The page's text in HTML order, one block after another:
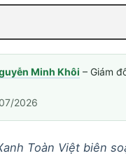
Minh Khôi – Giám
2026
Toàn Việt biên